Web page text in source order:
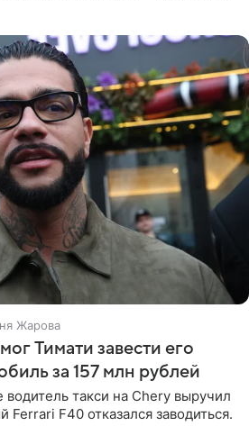
Жарова
Тимати завести его
за 157 млн рублей
водитель такси на Chery выручил
F40 отказался заводиться.